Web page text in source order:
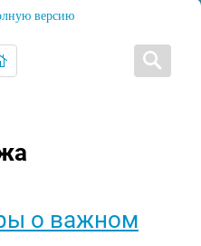
версию
о важном